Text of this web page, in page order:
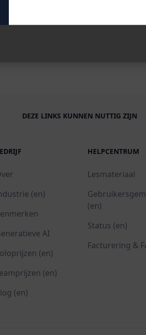
DEZE LINKS KUNNEN NUTTIG ZIJN
(en)
AI
(en)
(en)
(en)
HELPCENTRUM
Lesmateriaal
(en)
Status (en)
Facturering &